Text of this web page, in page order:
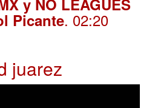
y NO LEAGUES
Picante. 02:20
juarez